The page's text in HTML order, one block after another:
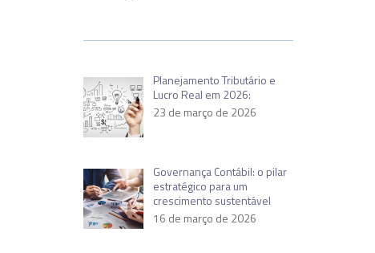
Planejamento Tributário e
Lucro Real em 2026:
23 de março de 2026
Governança Contábil: o pilar
estratégico para um
crescimento sustentável
16 de março de 2026